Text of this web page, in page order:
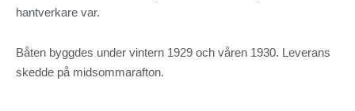
hantverkare var.
Båten byggdes under vintern 1929 och våren 1930. Leverans
skedde på midsommarafton.